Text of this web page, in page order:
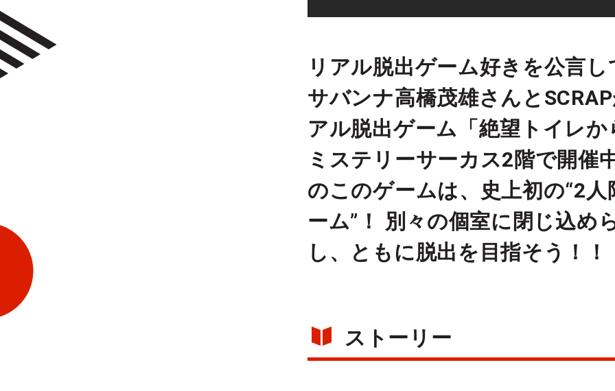
リアル脱出ゲーム好きを公言し
サバンナ高橋茂雄さんと
アル脱出ゲーム「絶望トイレ
ミステリーサーカス2階で開催
のこのゲームは、史上初の“2
ーム”！ 別々の個室に閉じ込め
し、ともに脱出を目指そう！！
ストーリー